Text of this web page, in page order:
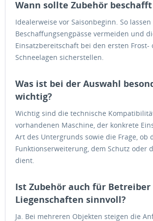
Wann sollte Zubehör
Idealerweise vor Saisonbeginn. So lassen
Beschaffungsengpässe vermeiden und
Einsatzbereitschaft bei den ersten Frost-
Schneelagen sicherstellen.
Was ist bei der Auswahl
wichtig?
Wichtig sind die technische
vorhandenen Maschine, der konkrete
Art des Untergrunds sowie die Frage, ob
Funktionserweiterung, dem Schutz oder
dient.
Ist Zubehör auch für
Liegenschaften sinnvoll?
Ja. Bei mehreren Objekten steigen die